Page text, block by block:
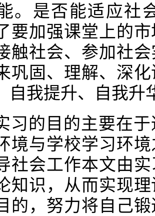
。是否能适应社
要加强课堂上的
触社会、参加社
巩固、理解、深
自我提升、自我升
习的目的主要在
境与学校学习环
社会工作本文由
知识，从而实现
的，努力将自己